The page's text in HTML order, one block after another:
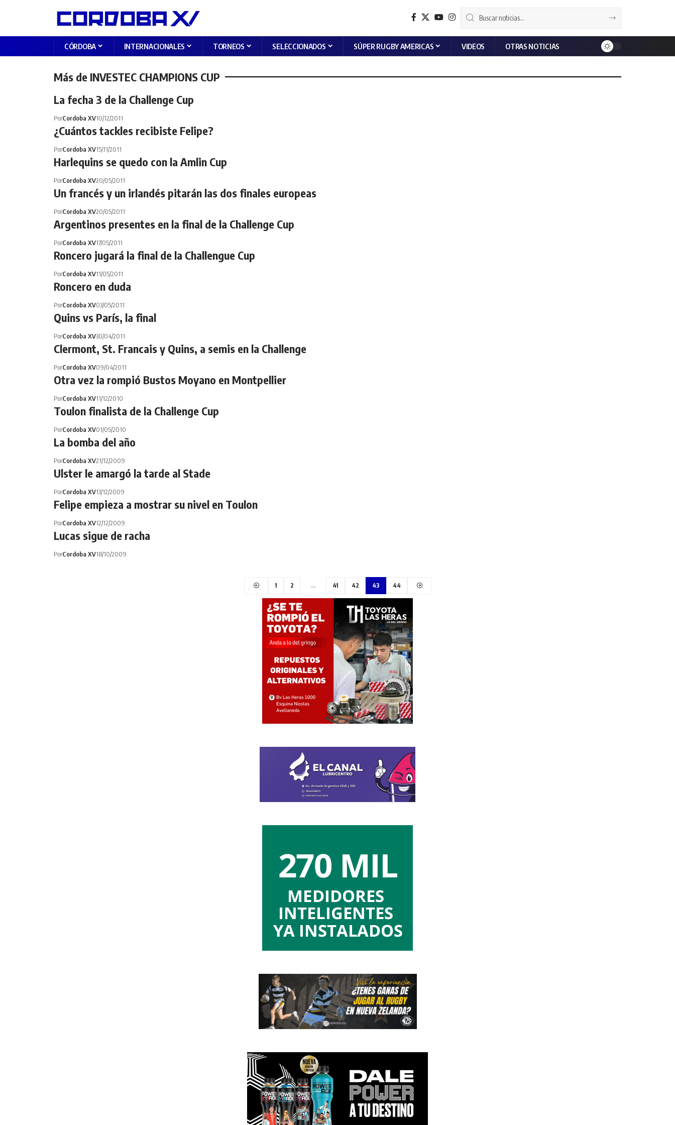
CÓRDOBA INTERNACIONALES TORNEOS SELECCIONADOS SÚPER RUGBY AMERICAS VIDEOS OTRAS NOTICIAS
Más de INVESTEC CHAMPIONS CUP
La fecha 3 de la Challenge Cup
PorCordoba XV10/12/2011
¿Cuántos tackles recibiste Felipe?
PorCordoba XV15/11/2011
Harlequins se quedo con la Amlin Cup
PorCordoba XV20/05/2011
Un francés y un irlandés pitarán las dos finales europeas
PorCordoba XV20/05/2011
Argentinos presentes en la final de la Challenge Cup
PorCordoba XV17/05/2011
Roncero jugará la final de la Challengue Cup
PorCordoba XV11/05/2011
Roncero en duda
PorCordoba XV03/05/2011
Quins vs París, la final
PorCordoba XV30/04/2011
Clermont, St. Francais y Quins, a semis en la Challenge
PorCordoba XV09/04/2011
Otra vez la rompió Bustos Moyano en Montpellier
PorCordoba XV11/12/2010
Toulon finalista de la Challenge Cup
PorCordoba XV01/05/2010
La bomba del año
PorCordoba XV21/12/2009
Ulster le amargó la tarde al Stade
PorCordoba XV13/12/2009
Felipe empieza a mostrar su nivel en Toulon
PorCordoba XV12/12/2009
Lucas sigue de racha
PorCordoba XV18/10/2009
1 2 … 41 42 43 44